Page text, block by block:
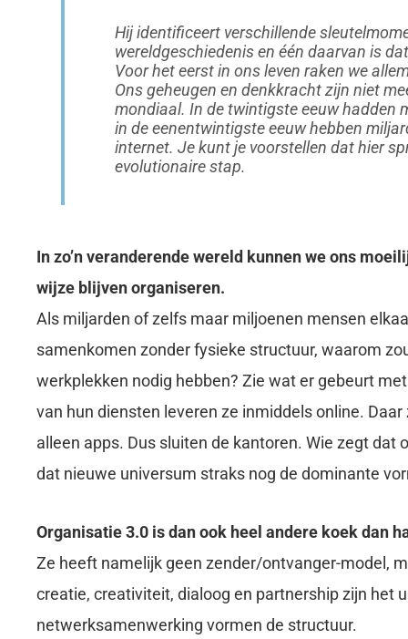
Hij identificeert verschillende
wereldgeschiedenis en één daarvan is
Voor het eerst in ons leven raken we
Ons geheugen en denkkracht zijn niet
mondiaal. In de twintigste eeuw hadden
in de eenentwintigste eeuw hebben
internet. Je kunt je voorstellen dat hier
evolutionaire stap.
In zo’n veranderende wereld kunnen we ons
wijze blijven organiseren.
Als miljarden of zelfs maar miljoenen mensen
samenkomen zonder fysieke structuur, waarom
werkplekken nodig hebben? Zie wat er gebeurt
van hun diensten leveren ze inmiddels online.
alleen apps. Dus sluiten de kantoren. Wie zegt dat
dat nieuwe universum straks nog de dominante
Organisatie 3.0 is dan ook heel andere koek dan
Ze heeft namelijk geen zender/ontvanger-model,
creatie, creativiteit, dialoog en partnership zijn het
netwerksamenwerking vormen de structuur.